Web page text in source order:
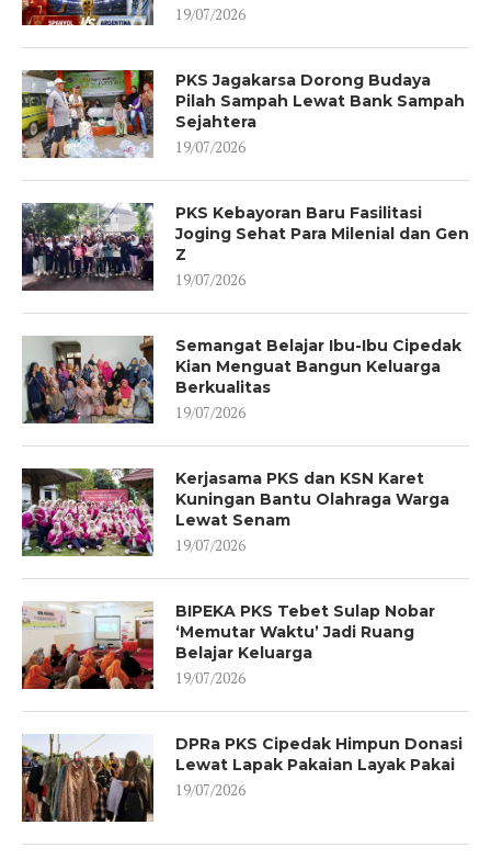
19/07/2026
PKS Jagakarsa Dorong Budaya
Pilah Sampah Lewat Bank Sampah
Sejahtera
19/07/2026
PKS Kebayoran Baru Fasilitasi
Joging Sehat Para Milenial dan Gen
Z
19/07/2026
Semangat Belajar Ibu-Ibu Cipedak
Kian Menguat Bangun Keluarga
Berkualitas
19/07/2026
Kerjasama PKS dan KSN Karet
Kuningan Bantu Olahraga Warga
Lewat Senam
19/07/2026
BIPEKA PKS Tebet Sulap Nobar
‘Memutar Waktu’ Jadi Ruang
Belajar Keluarga
19/07/2026
DPRa PKS Cipedak Himpun Donasi
Lewat Lapak Pakaian Layak Pakai
19/07/2026